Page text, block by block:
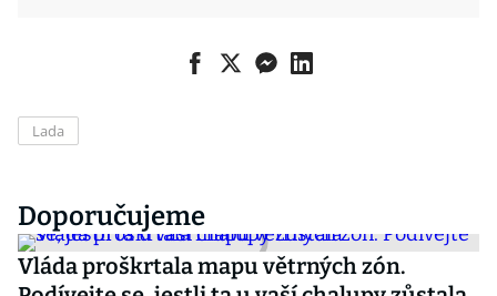
Lada
Doporučujeme
Vláda proškrtala mapu větrných zón.